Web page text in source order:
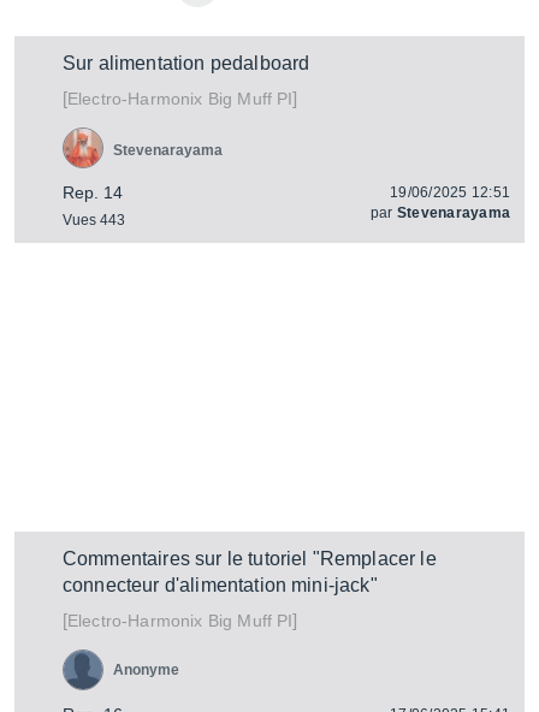
Sur alimentation pedalboard
[Electro-Harmonix Big Muff PI]
Rep. 14
Vues 443
Stevenarayama
19/06/2025 12:51
par Stevenarayama
Commentaires sur le tutoriel "Remplacer le
connecteur d'alimentation mini-jack"
[Electro-Harmonix Big Muff PI]
Anonyme